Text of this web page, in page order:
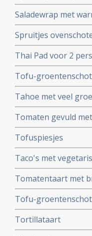
Saladewrap met
Spruitjes
Thai Pad voor 2
Tofu-
Tahoe met veel
Tomaten gevuld
Tofuspiesjes
Taco's met
Tomatentaart met
Tofu-
Tortillataart